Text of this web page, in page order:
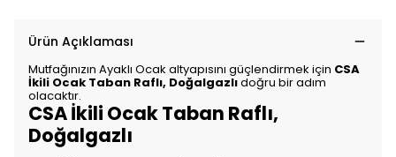
Ürün Açıklaması
Mutfağınızın Ayaklı Ocak altyapısını güçlendirmek için CSA
İkili Ocak Taban Raflı, Doğalgazlıdoğru bir adım
olacaktır.
CSA İkili Ocak Taban Raflı,
Doğalgazlı